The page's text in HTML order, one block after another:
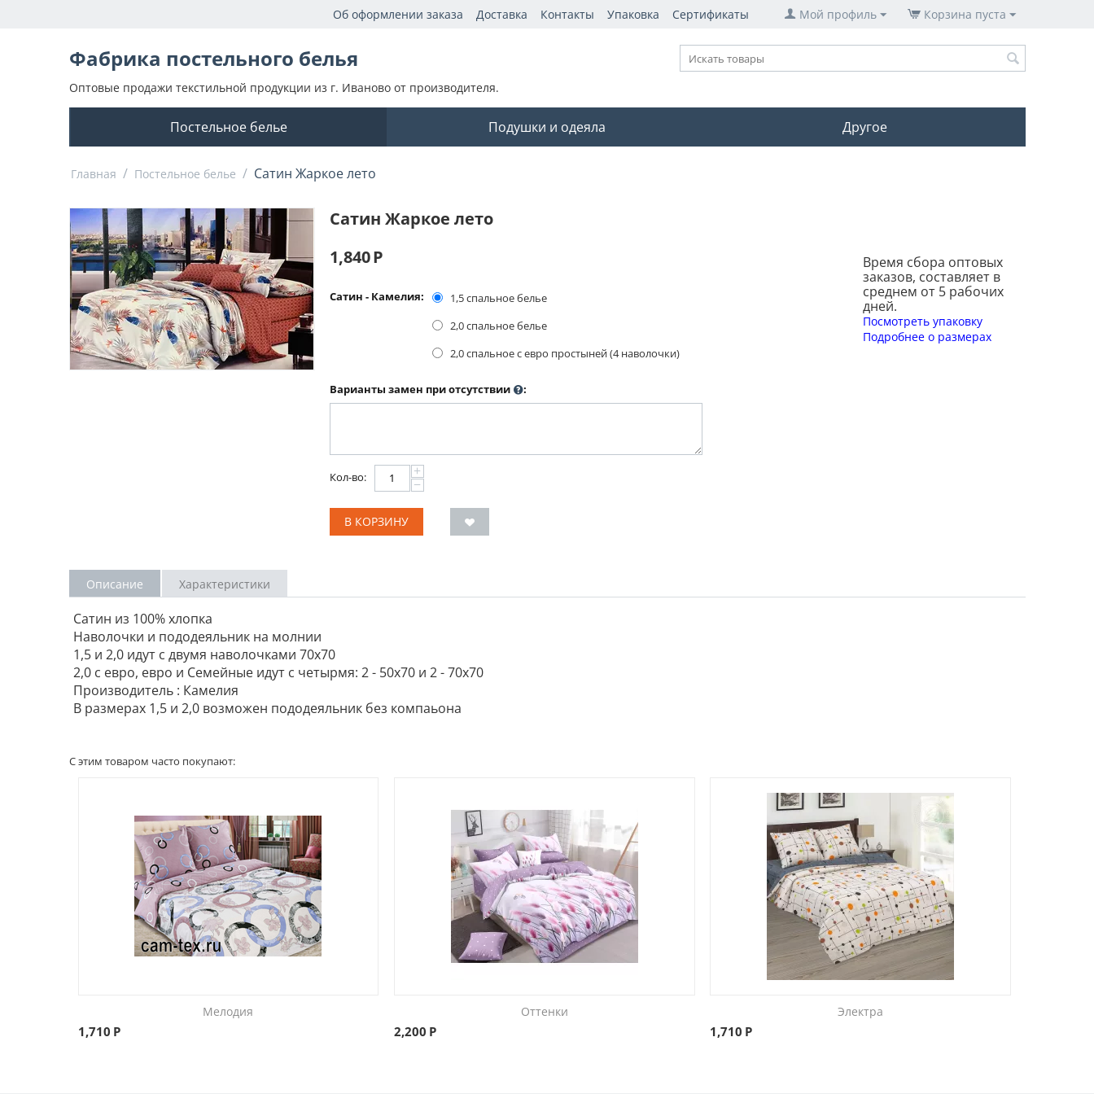
Корзина пуста
Мой профиль
Об оформлении заказа Доставка Контакты Упаковка Сертификаты
Фабрика постельного белья
Оптовые продажи текстильной продукции из г. Иваново от производителя.
Постельное белье Подушки и одеяла Другое
Главная / Постельное белье / Сатин Жаркое лето
Сатин Жаркое лето
Время сбора оптовых
заказов, составляет в
среднем от 5 рабочих
дней.
Посмотреть упаковку
Подробнее о размерах
1,840Р
Сатин - Камелия:
1,5 спальное белье
2,0 спальное белье
2,0 спальное с евро простыней (4 наволочки)
Варианты замен при отсутствии :
Кол-во: +
−
В КОРЗИНУ
Описание Характеристики
Сатин из 100% хлопка
Наволочки и пододеяльник на молнии
1,5 и 2,0 идут с двумя наволочками 70х70
2,0 с евро, евро и Семейные идут с четырмя: 2 - 50х70 и 2 - 70х70
Производитель : Камелия
В размерах 1,5 и 2,0 возможен пододеяльник без компаьона
С этим товаром часто покупают:
Мелодия
1,710 Р
Оттенки
2,200 Р
Электра
1,710 Р